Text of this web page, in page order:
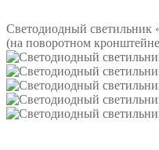
Светодиодный
(на поворотном